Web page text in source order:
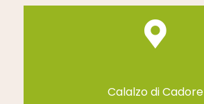
Calalzo di Cadore